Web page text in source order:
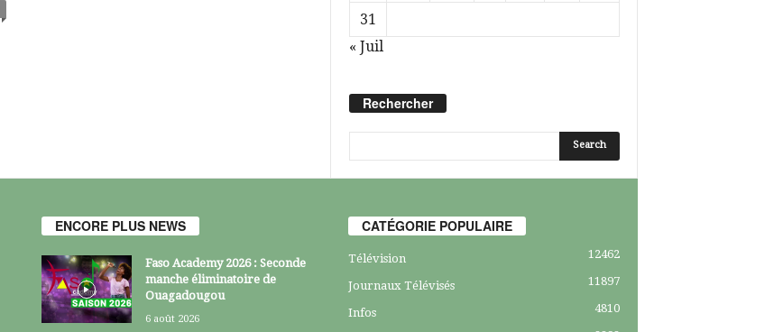
31
« Juil
Rechercher
ENCORE PLUS NEWS
Faso Academy 2026 : Seconde
manche éliminatoire de
Ouagadougou
6 août 2026
CATÉGORIE POPULAIRE
Télévision 12462
Journaux Télévisés 11897
Infos
4810